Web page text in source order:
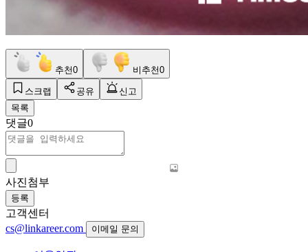
추천0 비추천0
스크랩 공유
신고
목록
댓글0
사진첨부
등록
고객센터
cs@linkareer.com
이메일 문의